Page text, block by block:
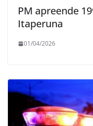
PM apreende
Itaperuna
01/04/2026